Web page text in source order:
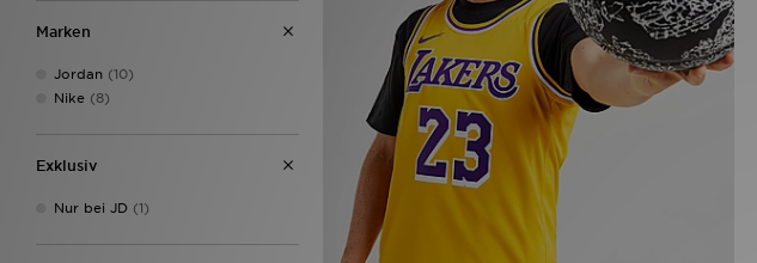
Marken
Jordan (10)
Nike (8)
Exklusiv
Nur bei JD (1)